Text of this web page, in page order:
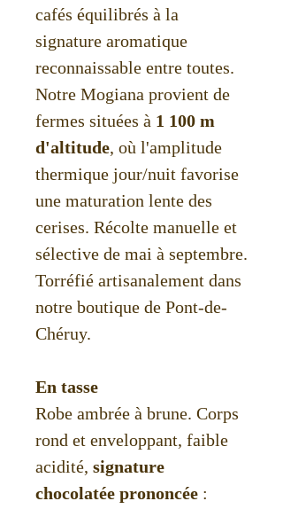
cafés équilibrés à la
signature aromatique
reconnaissable entre toutes.
Notre Mogiana provient de
fermes situées à 1 100 m
d'altitude, où l'amplitude
thermique jour/nuit favorise
une maturation lente des
cerises. Récolte manuelle et
sélective de mai à septembre.
Torréfié artisanalement dans
notre boutique de Pont-de-
Chéruy.
En tasse
Robe ambrée à brune. Corps
rond et enveloppant, faible
acidité, signature
chocolatée prononcée :